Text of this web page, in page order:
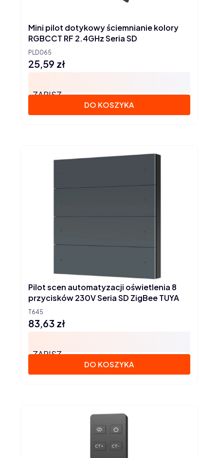
PLD065
Mini pilot dotykowy ściemnianie kolory
RGBCCT RF 2.4GHz Seria SD
Cena
25,59 zł
ZAPISZ
DO KOSZYKA
T645
Pilot scen automatyzacji oświetlenia 8
przycisków 230V Seria SD ZigBee TUYA
Cena
83,63 zł
ZAPISZ
DO KOSZYKA